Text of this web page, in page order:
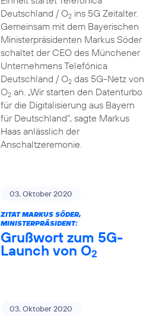
Deutschland / O2ins 5G Zeitalter.
Gemeinsam mit dem Bayerischen
Ministerpräsidenten Markus Söder
schaltet der CEO des Münchener
Unternehmens Telefónica
Deutschland / O2das 5G-Netz von
O2an. „Wir starten den Datenturbo
für die Digitalisierung aus Bayern
für Deutschland“, sagte Markus
Haas anlässlich der
Anschaltzeremonie.
03. Oktober 2020
ZITAT MARKUS SÖDER,
MINISTERPRÄSIDENT:
Grußwort zum 5G-
Launch von O2
03. Oktober 2020